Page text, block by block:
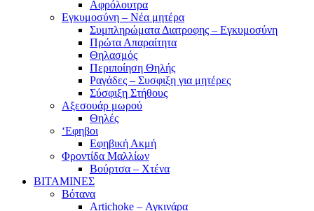
Αφρόλουτρα
Εγκυμοσύνη – Νέα μητέρα
Συμπληρώματα Διατροφης – Εγκυμοσύνη
Πρώτα Απαραίτητα
Θηλασμός
Περιποίηση Θηλής
Ραγάδες – Συσφιξη για μητέρες
Σύσφιξη Στήθους
Αξεσουάρ μωρού
Θηλές
‘Εφηβοι
Εφηβική Ακμή
Φροντίδα Μαλλίων
Βούρτσα – Χτένα
ΒΙΤΑΜΙΝΕΣ
Βότανα
Artichoke – Αγκινάρα